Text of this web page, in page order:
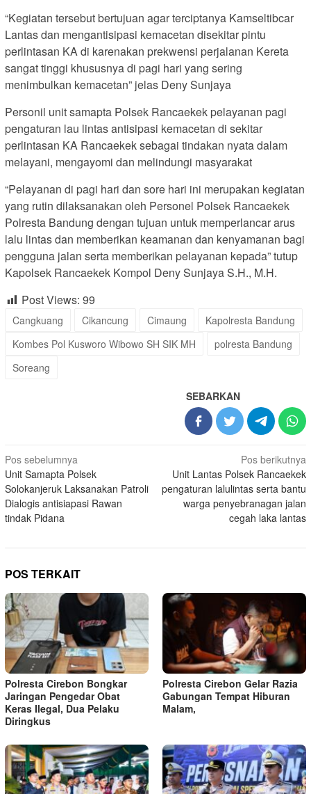
“Kegiatan tersebut bertujuan agar terciptanya Kamseltibcar
Lantas dan mengantisipasi kemacetan disekitar pintu
perlintasan KA di karenakan prekwensi perjalanan Kereta
sangat tinggi khususnya di pagi hari yang sering
menimbulkan kemacetan” jelas Deny Sunjaya
Personil unit samapta Polsek Rancaekek pelayanan pagi
pengaturan lau lintas antisipasi kemacetan di sekitar
perlintasan KA Rancaekek sebagai tindakan nyata dalam
melayani, mengayomi dan melindungi masyarakat
“Pelayanan di pagi hari dan sore hari ini merupakan kegiatan
yang rutin dilaksanakan oleh Personel Polsek Rancaekek
Polresta Bandung dengan tujuan untuk memperlancar arus
lalu lintas dan memberikan keamanan dan kenyamanan bagi
pengguna jalan serta memberikan pelayanan kepada” tutup
Kapolsek Rancaekek Kompol Deny Sunjaya S.H., M.H.
Post Views: 99
Cangkuang Cikancung Cimaung
Kapolresta Bandung
Kombes Pol Kusworo Wibowo SH SIK MH
polresta Bandung
Soreang
SEBARKAN
Navigasi
pos
Pos sebelumnya
Unit Samapta Polsek
Solokanjeruk Laksanakan Patroli
Dialogis antisiapasi Rawan
tindak Pidana
Pos berikutnya
Unit Lantas Polsek Rancaekek
pengaturan lalulintas serta bantu
warga penyebranagan jalan
cegah laka lantas
POS TERKAIT
Polresta Cirebon Bongkar
Jaringan Pengedar Obat
Keras Ilegal, Dua Pelaku
Diringkus
Polresta Cirebon Gelar Razia
Gabungan Tempat Hiburan
Malam,